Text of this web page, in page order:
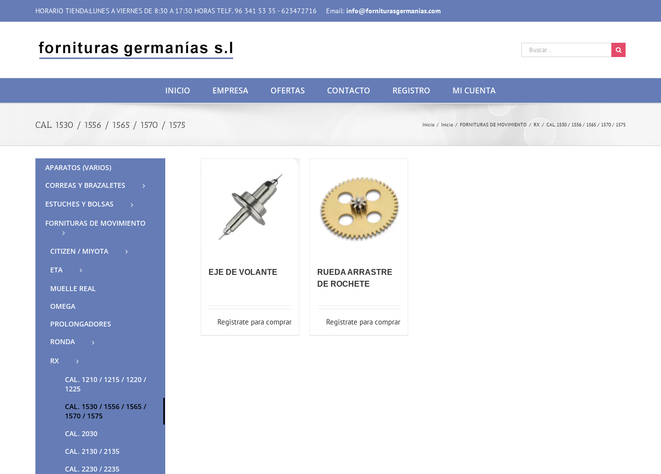
contenido
HORARIO TIENDA:LUNES A VIERNES DE 8:30 A 17:30 HORAS TELF. 96 341 53 35 - 623472716 Email: info@forniturasgermanias.com
Buscar:
INICIO EMPRESA OFERTAS CONTACTO REGISTRO MI CUENTA
CAL. 1530 / 1556 / 1565 / 1570 / 1575 Inicio / Inicio / FORNITURAS DE MOVIMIENTO / RX / CAL. 1530 / 1556 / 1565 / 1570 / 1575
EJE DE VOLANTE
Registrate para comprar
RUEDA ARRASTRE
DE ROCHETE
Registrate para comprar
APARATOS (VARIOS)
CORREAS Y BRAZALETES
ESTUCHES Y BOLSAS
FORNITURAS DE MOVIMIENTO
CITIZEN / MIYOTA
ETA
MUELLE REAL
OMEGA
PROLONGADORES
RONDA
RX
CAL. 1210 / 1215 / 1220 /
1225
CAL. 1530 / 1556 / 1565 /
1570 / 1575
CAL. 2030
CAL. 2130 / 2135
CAL. 2230 / 2235